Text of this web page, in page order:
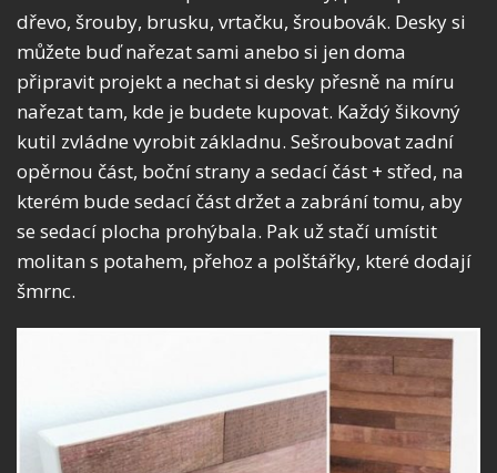
dřevo, šrouby, brusku, vrtačku, šroubovák. Desky si
můžete buď nařezat sami anebo si jen doma
připravit projekt a nechat si desky přesně na míru
nařezat tam, kde je budete kupovat. Každý šikovný
kutil zvládne vyrobit základnu. Sešroubovat zadní
opěrnou část, boční strany a sedací část + střed, na
kterém bude sedací část držet a zabrání tomu, aby
se sedací plocha prohýbala. Pak už stačí umístit
molitan s potahem, přehoz a polštářky, které dodají
šmrnc.